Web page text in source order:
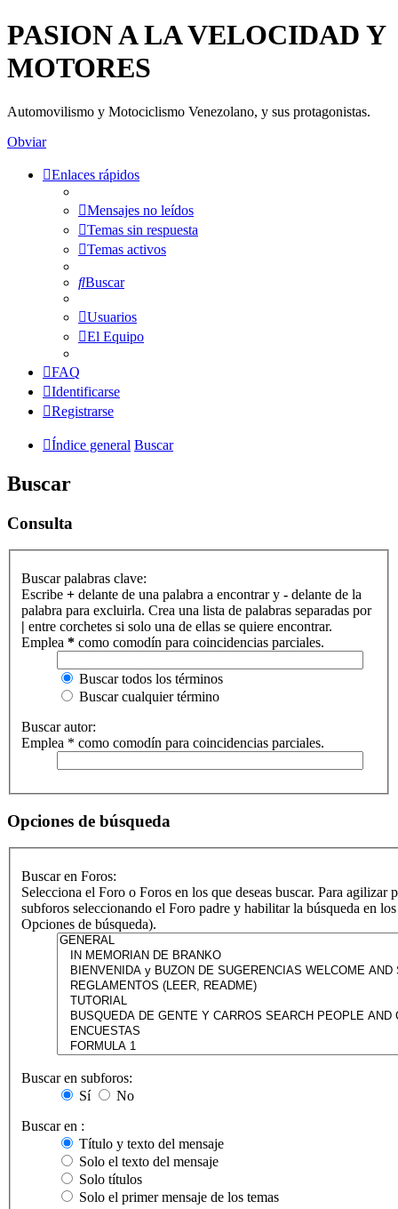
PASION A LA VELOCIDAD Y
MOTORES
Automovilismo y Motociclismo Venezolano, y sus protagonistas.
Obviar
Enlaces rápidos
Mensajes no leídos
Temas sin respuesta
Temas activos
Buscar
Usuarios
El Equipo
FAQ
Identificarse
Registrarse
Índice general Buscar
Buscar
Consulta
Buscar palabras clave:
Escribe + delante de una palabra a encontrar y - delante de la
palabra para excluirla. Crea una lista de palabras separadas por
| entre corchetes si solo una de ellas se quiere encontrar.
Emplea * como comodín para coincidencias parciales.
Buscar todos los términos
Buscar cualquier término
Buscar autor:
Emplea * como comodín para coincidencias parciales.
Opciones de búsqueda
Buscar en Foros:
Selecciona el Foro o Foros en los que deseas buscar. Para agilizar
subforos seleccionando el Foro padre y habilitar la búsqueda en
Opciones de búsqueda).
Buscar en subforos:
Sí
No
Buscar en :
Título y texto del mensaje
Solo el texto del mensaje
Solo títulos
Solo el primer mensaje de los temas